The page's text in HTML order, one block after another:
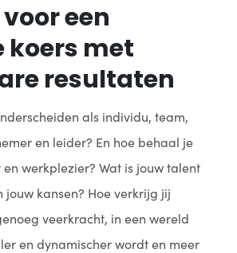
een
koers met
resultaten
als individu, team,
en leider? En hoe behaal je
werkplezier? Wat is jouw talent
kansen? Hoe verkrijg jij
veerkracht, in een wereld
en dynamischer wordt en meer